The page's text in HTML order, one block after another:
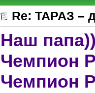
Re: ТАРАЗ –
Наш
Чемпион
Чемпион